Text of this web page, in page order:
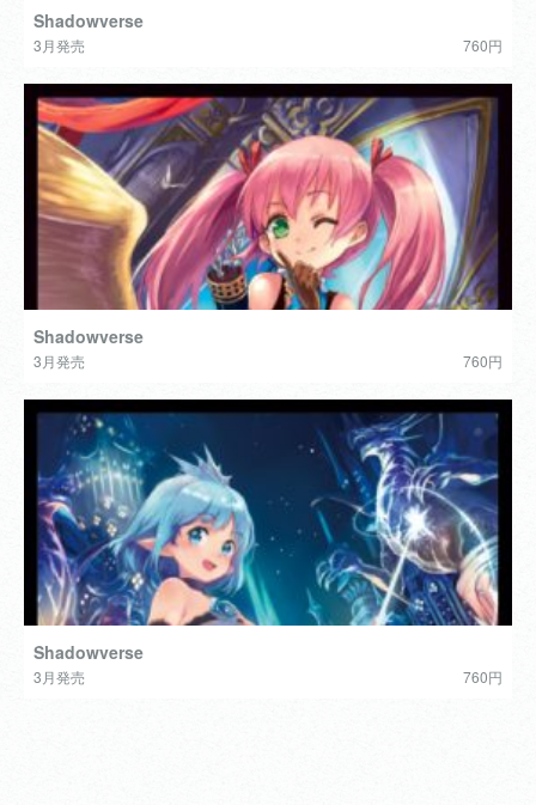
Shadowverse
3月発売 760円
Shadowverse
3月発売 760円
Shadowverse
3月発売 760円